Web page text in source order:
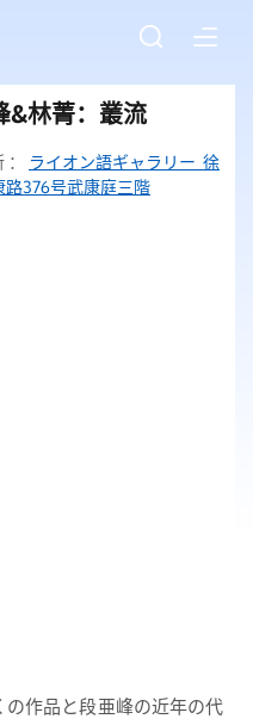
&林菁：叢流
：
ライオン語ギャラリー 徐
路376号武康庭三階
作品と段亜峰の近年の代